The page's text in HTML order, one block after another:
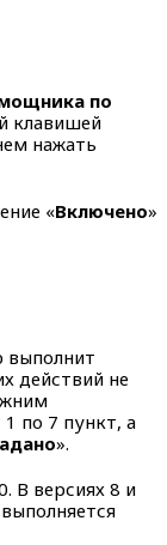
по
клавишей
нажать
«Включено»
выполнит
действий не
по 7 пункт, а
».
В версиях 8 и